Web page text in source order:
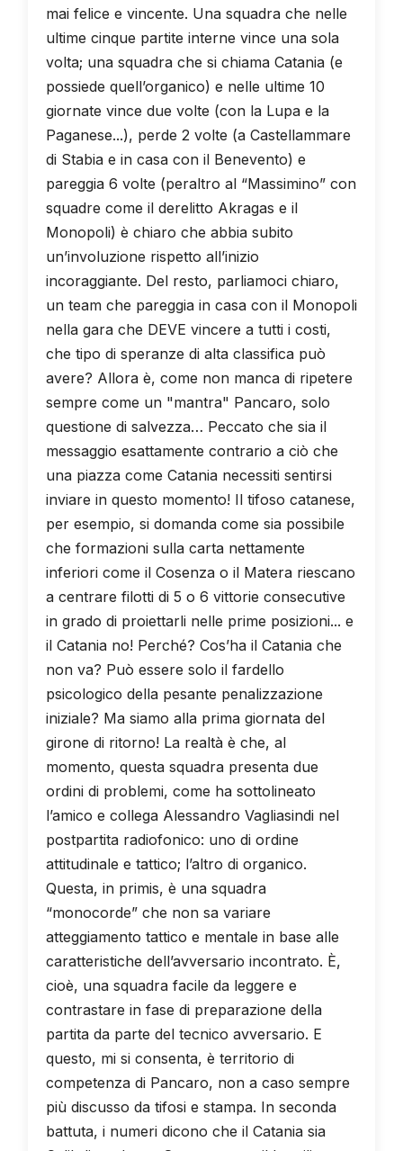
mai felice e vincente. Una squadra che nelle
ultime cinque partite interne vince una sola
volta; una squadra che si chiama Catania (e
possiede quell’organico) e nelle ultime 10
giornate vince due volte (con la Lupa e la
Paganese...), perde 2 volte (a Castellammare
di Stabia e in casa con il Benevento) e
pareggia 6 volte (peraltro al “Massimino” con
squadre come il derelitto Akragas e il
Monopoli) è chiaro che abbia subito
un’involuzione rispetto all’inizio
incoraggiante. Del resto, parliamoci chiaro,
un team che pareggia in casa con il Monopoli
nella gara che DEVE vincere a tutti i costi,
che tipo di speranze di alta classifica può
avere? Allora è, come non manca di ripetere
sempre come un "mantra" Pancaro, solo
questione di salvezza… Peccato che sia il
messaggio esattamente contrario a ciò che
una piazza come Catania necessiti sentirsi
inviare in questo momento! Il tifoso catanese,
per esempio, si domanda come sia possibile
che formazioni sulla carta nettamente
inferiori come il Cosenza o il Matera riescano
a centrare filotti di 5 o 6 vittorie consecutive
in grado di proiettarli nelle prime posizioni... e
il Catania no! Perché? Cos’ha il Catania che
non va? Può essere solo il fardello
psicologico della pesante penalizzazione
iniziale? Ma siamo alla prima giornata del
girone di ritorno! La realtà è che, al
momento, questa squadra presenta due
ordini di problemi, come ha sottolineato
l’amico e collega Alessandro Vagliasindi nel
postpartita radiofonico: uno di ordine
attitudinale e tattico; l’altro di organico.
Questa, in primis, è una squadra
“monocorde” che non sa variare
atteggiamento tattico e mentale in base alle
caratteristiche dell’avversario incontrato. È,
cioè, una squadra facile da leggere e
contrastare in fase di preparazione della
partita da parte del tecnico avversario. E
questo, mi si consenta, è territorio di
competenza di Pancaro, non a caso sempre
più discusso da tifosi e stampa. In seconda
battuta, i numeri dicono che il Catania sia